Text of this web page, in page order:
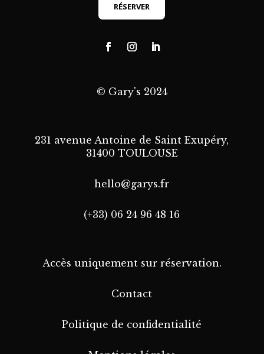
RÉSERVER
© Gary's 2024
231 avenue Antoine de Saint Exupéry,
31400 TOULOUSE
hello@garys.fr
(+33) 06 24 96 48 16
Accès uniquement sur réservation.
Contact
Politique de confidentialité